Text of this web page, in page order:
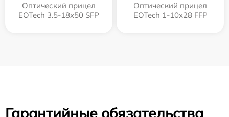
Оптический прицел
EOTech 3.5-18x50 SFP
Оптический прицел
EOTech 1-10x28 FFP
Гарантийные обязательства